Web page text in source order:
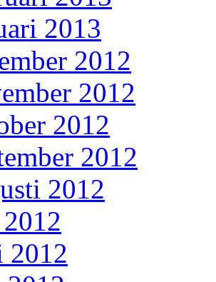
2013
2012
2012
2012
2012
2012
2012